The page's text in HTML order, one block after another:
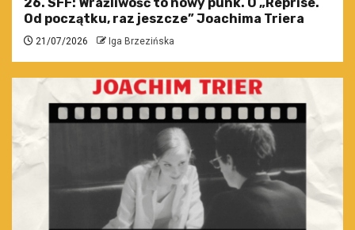
26. SFF: Wrażliwość to nowy punk. O „Reprise.
Od początku, raz jeszcze” Joachima Triera
21/07/2026 Iga Brzezińska